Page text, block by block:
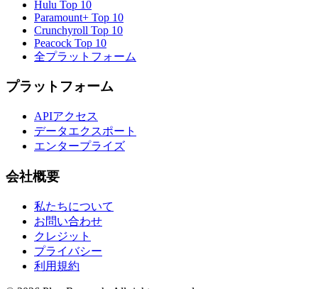
Hulu Top 10
Paramount+ Top 10
Crunchyroll Top 10
Peacock Top 10
全プラットフォーム
プラットフォーム
APIアクセス
データエクスポート
エンタープライズ
会社概要
私たちについて
お問い合わせ
クレジット
プライバシー
利用規約